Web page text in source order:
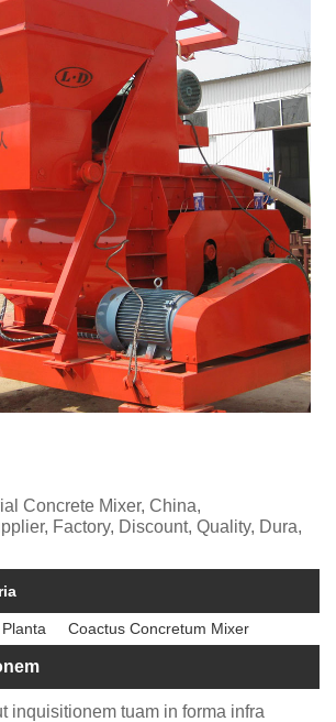
Concrete Mixer, China,
Factory, Discount, Quality, Dura,
Coactus Concretum Mixer
inquisitionem tuam in forma infra